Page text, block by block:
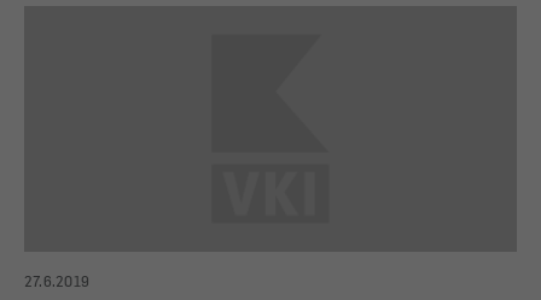
27.6.2019